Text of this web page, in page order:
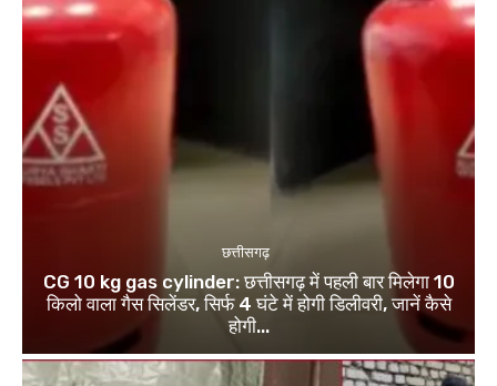
छत्तीसगढ़
CG 10 kg gas cylinder: छत्तीसगढ़ में पहली बार मिलेगा 10
किलो वाला गैस सिलेंडर, सिर्फ 4 घंटे में होगी डिलीवरी, जानें कैसे
होगी...